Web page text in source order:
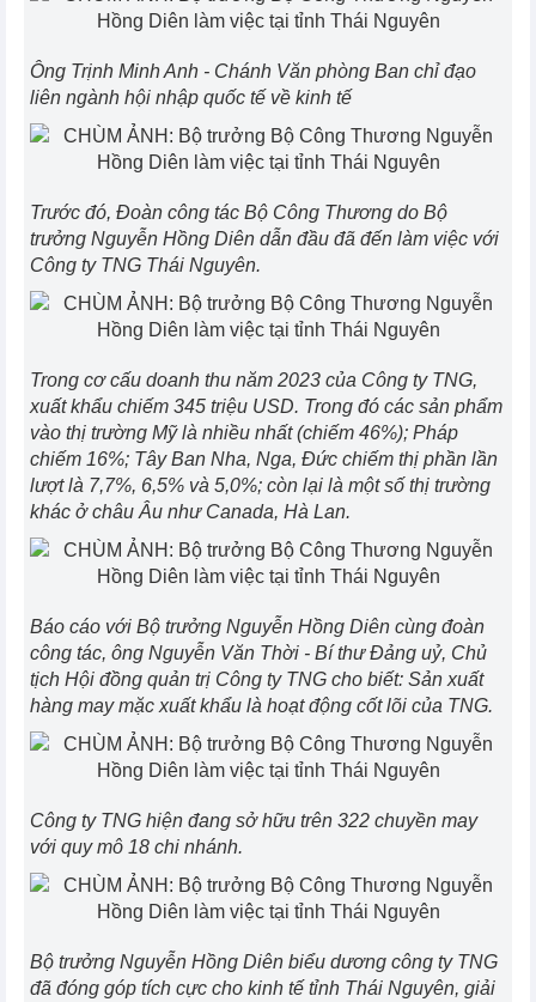
Ông Trịnh Minh Anh - Chánh Văn phòng Ban chỉ đạo
liên ngành hội nhập quốc tế về kinh tế
Trước đó, Đoàn công tác Bộ Công Thương do Bộ
trưởng Nguyễn Hồng Diên dẫn đầu đã đến làm việc với
Công ty TNG Thái Nguyên.
Trong cơ cấu doanh thu năm 2023 của Công ty TNG,
xuất khẩu chiếm 345 triệu USD. Trong đó các sản phẩm
vào thị trường Mỹ là nhiều nhất (chiếm 46%); Pháp
chiếm 16%; Tây Ban Nha, Nga, Đức chiếm thị phần lần
lượt là 7,7%, 6,5% và 5,0%; còn lại là một số thị trường
khác ở châu Âu như Canada, Hà Lan.
Báo cáo với Bộ trưởng Nguyễn Hồng Diên cùng đoàn
công tác, ông Nguyễn Văn Thời - Bí thư Đảng uỷ, Chủ
tịch Hội đồng quản trị Công ty TNG cho biết: Sản xuất
hàng may mặc xuất khẩu là hoạt động cốt lõi của TNG.
Công ty TNG hiện đang sở hữu trên 322 chuyền may
với quy mô 18 chi nhánh.
Bộ trưởng Nguyễn Hồng Diên biểu dương công ty TNG
đã đóng góp tích cực cho kinh tế tỉnh Thái Nguyên, giải